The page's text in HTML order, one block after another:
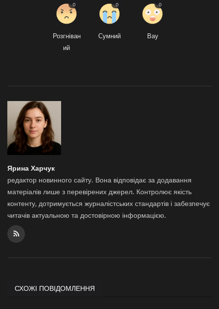
Розгніван
ий
0
Сумний
0
Вау
0
Ярина Харчук
редактор новинного сайту. Вона відповідає за додавання
матеріалів лише з перевірених джерел. Контролює якість
контенту, дотримується журналістських стандартів і забезпечує
читачів актуальною та достовірною інформацією.
СХОЖІ ПОВІДОМЛЕННЯ